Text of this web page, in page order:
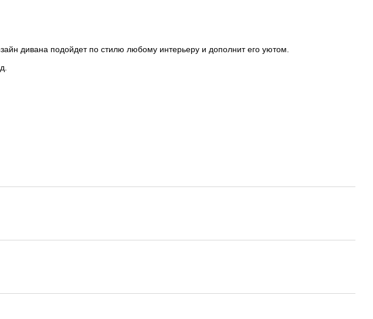
дивана подойдет по стилю любому интерьеру и дополнит его уютом.